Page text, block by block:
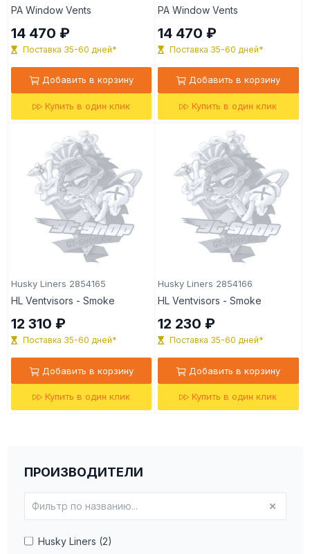
ПРОИЗВОДИТЕЛИ
Husky Liners (2)
PA Window Vents
14 470 ₽
Поставка 35-60 дней*
Добавить в корзину
Купить в один клик
PA Window Vents
14 470 ₽
Поставка 35-60 дней*
Добавить в корзину
Купить в один клик
Husky Liners 2854165
HL Ventvisors - Smoke
12 310 ₽
Поставка 35-60 дней*
Добавить в корзину
Купить в один клик
Husky Liners 2854166
HL Ventvisors - Smoke
12 230 ₽
Поставка 35-60 дней*
Добавить в корзину
Купить в один клик